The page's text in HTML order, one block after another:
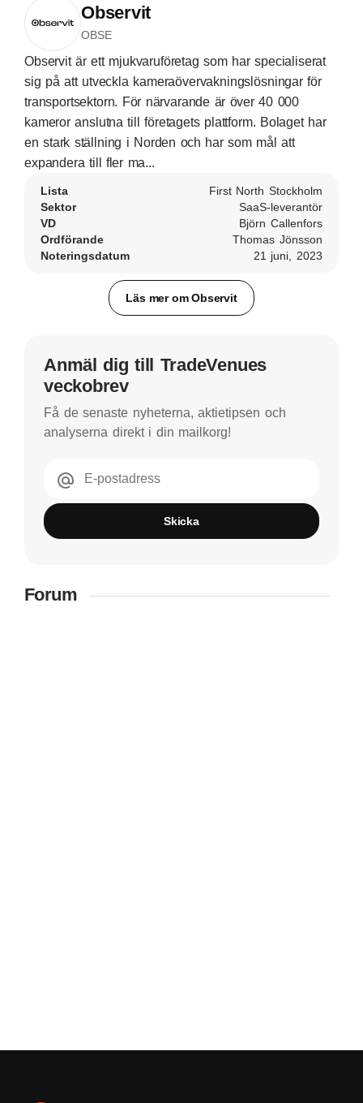
Observit
OBSE
Observit är ett mjukvaruföretag som har specialiserat
sig på att utveckla kameraövervakningslösningar för
transportsektorn. För närvarande är över 40 000
kameror anslutna till företagets plattform. Bolaget har
en stark ställning i Norden och har som mål att
expandera till fler ma...
Lista
First North Stockholm
Sektor
SaaS-leverantör
VD
Björn Callenfors
Ordförande
Thomas Jönsson
Noteringsdatum
21 juni, 2023
Läs mer om Observit
Anmäl dig till TradeVenues
veckobrev
Få de senaste nyheterna, aktietipsen och
analyserna direkt i din mailkorg!
E-postadress
Skicka
Forum